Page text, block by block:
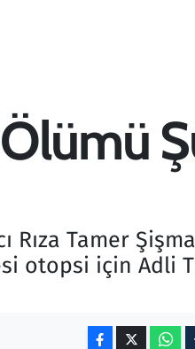
Ölümü
Tamer
otopsi için Adli